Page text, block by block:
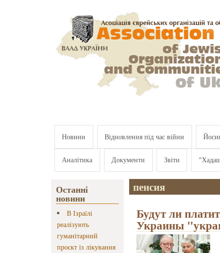
Новини Відновлення під час війни
Аналітика Документи Звіти
Останні
новини
В Ізраїлі
реалізують
гуманітарний
проєкт із лікування
пенсия
Будут ли
Украины